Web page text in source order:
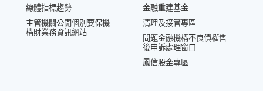
總體指標趨勢
主管機關公開個別要保機
構財業務資訊網站
金融重建基金
清理及接管專區
問題金融機構不良債權售
後申訴處理窗口
鳳信股金專區